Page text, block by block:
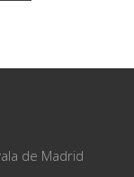
de Madrid